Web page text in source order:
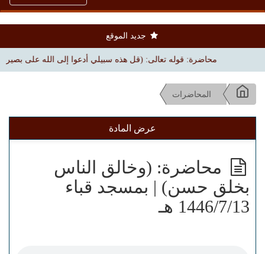
navigation
جديد الموقع
محاضرة: قوله تعالى: (قل هذه سبيلي أدعوا إلى الله على بصيرة) | بجامع
المحاضرات
عرض المادة
محاضرة: (وخالق الناس
بخلق حسن) | بمسجد قباء
1446/7/13 هـ